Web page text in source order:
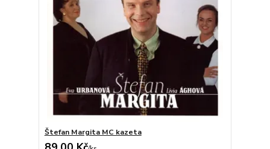
Štefan Margita MC kazeta